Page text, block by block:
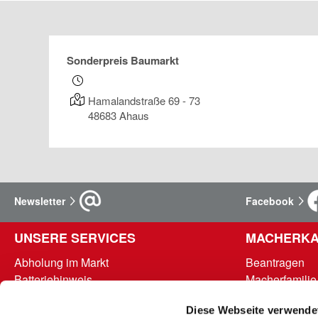
Diese Webseite
Sonderpreis Baumarkt
Hamalandstraße 69 - 73
48683Ahaus
Newsletter Facebook
UNSERE SERVICES
Abholung im Markt
Batteriehinweis
Hinweise zur Entsorgung und Rücknahme
Beantragen
Macherfamilie